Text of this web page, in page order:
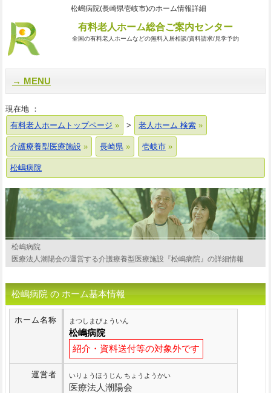
松嶋病院(長崎県壱岐市)のホーム情報詳細
有料老人ホーム総合ご案内センター
全国の有料老人ホームなどの無料入居相談/資料請求/見学予約
MENU
現在地 ：
有料老人ホームトップページ
> 老人ホーム 検索
介護療養型医療施設 長崎県 壱岐市
松嶋病院
松嶋病院
医療法人潮陽会の運営する介護療養型医療施設『松嶋病院』の詳細情報
松嶋病院 の ホーム基本情報
ホーム名称 まつしまびょういん
松嶋病院
紹介・資料送付等の対象外です
運営者 いりょうほうじん ちょうようかい
医療法人潮陽会